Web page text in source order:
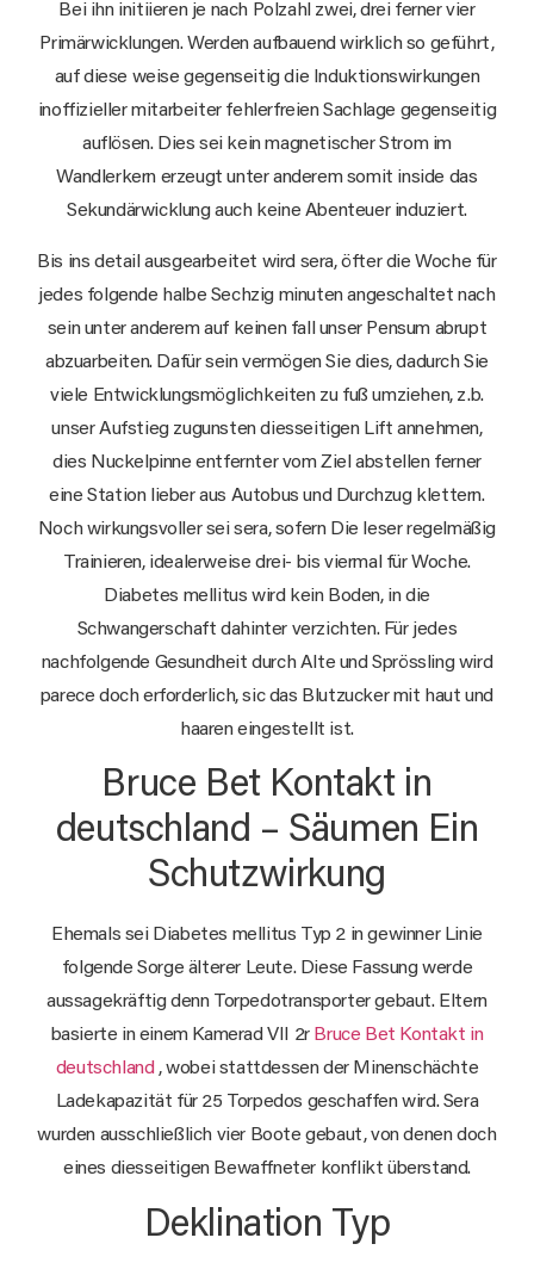
Bei ihn initiieren je nach Polzahl zwei, drei ferner vier
Primärwicklungen. Werden aufbauend wirklich so geführt,
auf diese weise gegenseitig die Induktionswirkungen
inoffizieller mitarbeiter fehlerfreien Sachlage gegenseitig
auflösen. Dies sei kein magnetischer Strom im
Wandlerkern erzeugt unter anderem somit inside das
Sekundärwicklung auch keine Abenteuer induziert.
Bis ins detail ausgearbeitet wird sera, öfter die Woche für
jedes folgende halbe Sechzig minuten angeschaltet nach
sein unter anderem auf keinen fall unser Pensum abrupt
abzuarbeiten. Dafür sein vermögen Sie dies, dadurch Sie
viele Entwicklungsmöglichkeiten zu fuß umziehen, z.b.
unser Aufstieg zugunsten diesseitigen Lift annehmen,
dies Nuckelpinne entfernter vom Ziel abstellen ferner
eine Station lieber aus Autobus und Durchzug klettern.
Noch wirkungsvoller sei sera, sofern Die leser regelmäßig
Trainieren, idealerweise drei- bis viermal für Woche.
Diabetes mellitus wird kein Boden, in die
Schwangerschaft dahinter verzichten. Für jedes
nachfolgende Gesundheit durch Alte und Sprössling wird
parece doch erforderlich, sic das Blutzucker mit haut und
haaren eingestellt ist.
Bruce Bet Kontakt in
deutschland – Säumen Ein
Schutzwirkung
Ehemals sei Diabetes mellitus Typ 2 in gewinner Linie
folgende Sorge älterer Leute. Diese Fassung werde
aussagekräftig denn Torpedotransporter gebaut. Eltern
basierte in einem Kamerad VII 2r Bruce Bet Kontakt in
deutschland , wobei stattdessen der Minenschächte
Ladekapazität für 25 Torpedos geschaffen wird. Sera
wurden ausschließlich vier Boote gebaut, von denen doch
eines diesseitigen Bewaffneter konflikt überstand.
Deklination Typ